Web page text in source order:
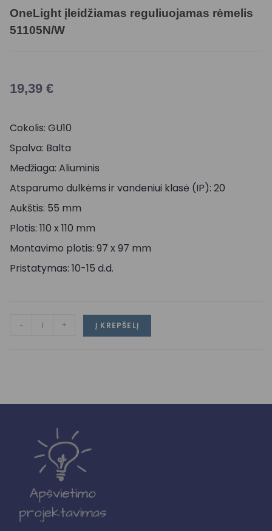
OneLight įleidžiamas reguliuojamas rėmelis
51105N/W
19,39 €
Cokolis: GU10
Spalva: Balta
Medžiaga: Aliuminis
Atsparumo dulkėms ir vandeniui klasė (IP): 20
Aukštis: 55 mm
Plotis: 110 x 110 mm
Montavimo plotis: 97 x 97 mm
Pristatymas: 10-15 d.d.
- + Į KREPŠELĮ